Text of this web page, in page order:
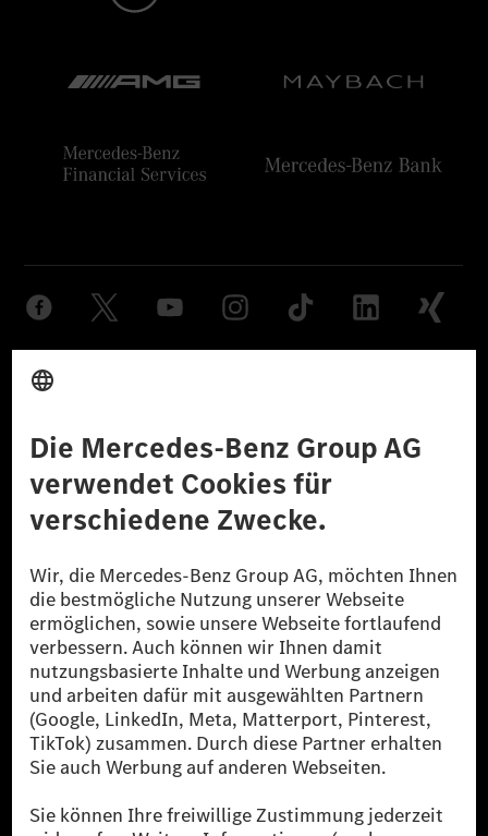
© 2026 Mercedes-Benz Group AG. Alle Rechte vorbehalten.
reduzierte CO₂-Emissionen bei der Mercedes-Benz Group durch
zertifizierte Ausgleichsprojekte kompensiert werden.
[2] Renewable Charging ist ein integraler Bestandteil von MB.CHARGE
Public in Europa, den USA, Kanada und China. Sofern an der jeweiligen
Ladestation noch kein Strom aus erneuerbaren Energien vorliegt,
verwendet Renewable Charging Grünstromzertifikate*. Diese stellen
sicher, dass für Ladevorgänge über MB.CHARGE Public eine äquivalente
Strommenge aus erneuerbaren Energien ins Stromnetz eingespeist wird.
Sie stammen ausschließlich aus Wind- und Solarkraftanlagen, die jünger
als sechs Jahre sind.
* Inkl. EKOenergy Ökolabel
* Die angegebenen Werte wurden nach dem vorgeschriebenen
Messverfahren WLTP (Worldwide harmonised Light vehicles Test